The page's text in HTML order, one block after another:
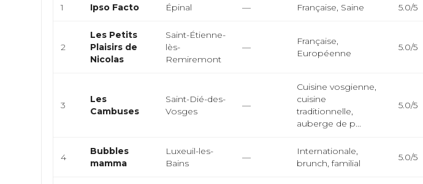
1 Ipso Facto Épinal — Française, Saine 5.0/5
2
Les Petits
Plaisirs de
Nicolas
Saint-Étienne-
lès-
Remiremont
—
Française,
Européenne
5.0/5
3
Les
Cambuses
Saint-Dié-des-
Vosges
—
Cuisine vosgienne,
cuisine
traditionnelle,
auberge de p...
5.0/5
4
Bubbles
mamma
Luxeuil-les-
Bains
—
Internationale,
brunch, familial
5.0/5